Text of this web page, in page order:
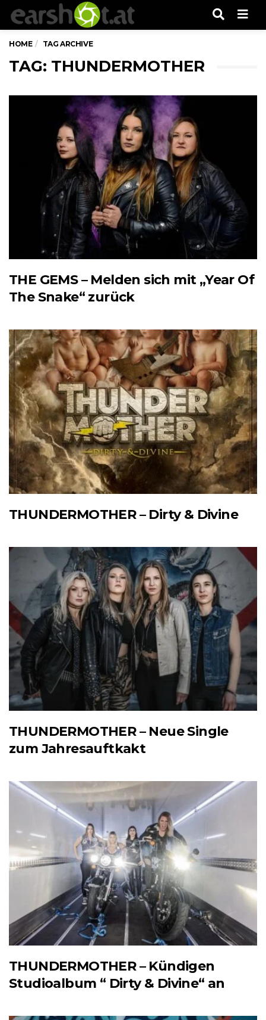
HOME TAG ARCHIVE
TAG: THUNDERMOTHER
THE GEMS – Melden sich mit „Year Of
The Snake“ zurück
THUNDERMOTHER – Dirty & Divine
THUNDERMOTHER – Neue Single
zum Jahresauftkakt
THUNDERMOTHER – Kündigen
Studioalbum “ Dirty & Divine“ an